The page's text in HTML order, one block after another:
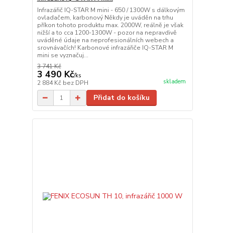
Infrazářič IQ-STAR M mini - 650 / 1300W s dálkovým
ovladačem, karbonový Někdy je uváděn na trhu
příkon tohoto produktu max. 2000W, reálně je však
nižší a to cca 1200-1300W - pozor na nepravdivě
uváděné údaje na neprofesionálních webech a
srovnávačích! Karbonové infrazářiče IQ-STAR M
mini se vyznačuj...
3 741 Kč
3 490 Kč/ks
2 884 Kč bez DPH skladem
Přidat do košíku